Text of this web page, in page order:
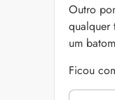
Outro
qualquer
um
Ficou